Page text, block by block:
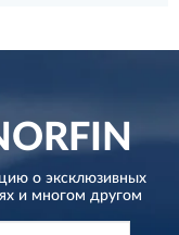
о эксклюзивных
и многом другом